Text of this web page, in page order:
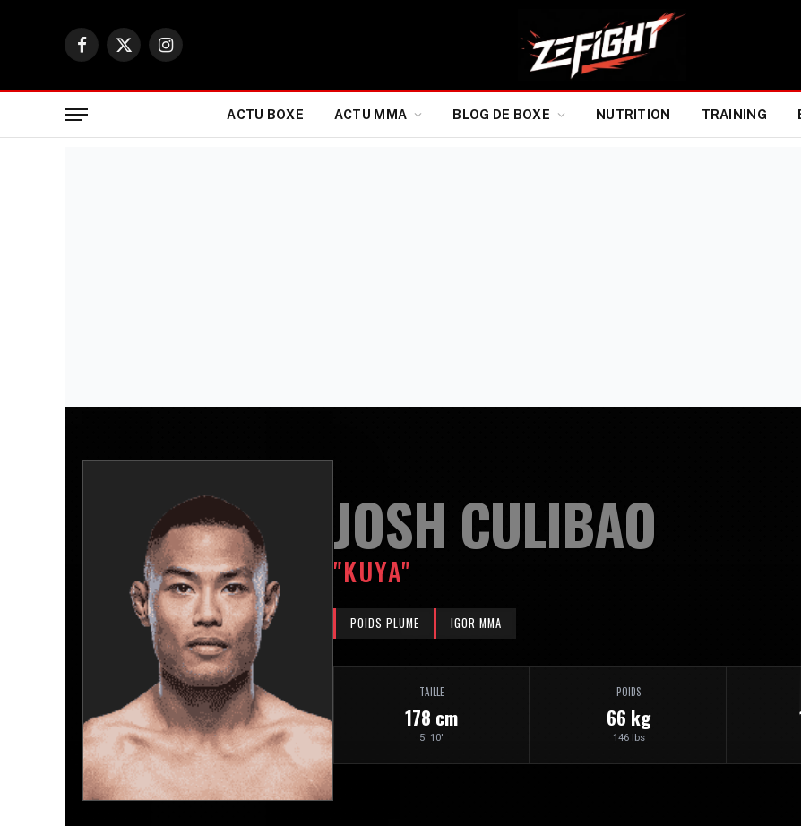
Facebook
X
Instagram
ACTU BOXE ACTU MMA BLOG DE BOXE NUTRITION TRAINING
JOSH CULIBAO
"KUYA"
POIDS PLUME IGOR MMA
TAILLE
178 cm
5' 10'
POIDS
66 kg
146 lbs